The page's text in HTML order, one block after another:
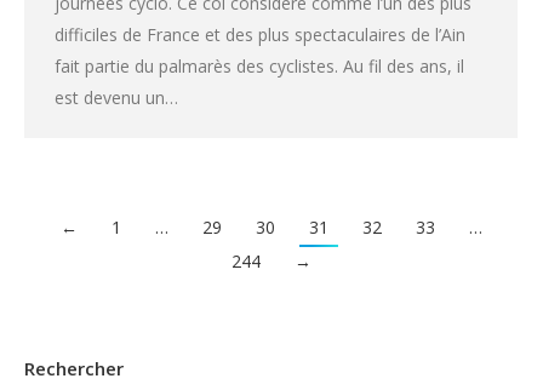
difficiles de France et des plus spectaculaires de l’Ain
fait partie du palmarès des cyclistes. Au fil des ans, il
est devenu un…
← 1 … 29 30 31 32 33
…
244
→
Rechercher